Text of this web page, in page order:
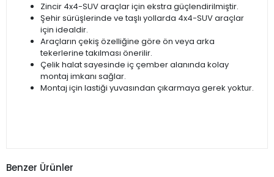
Zincir 4x4-SUV araçlar için ekstra güçlendirilmiştir.
Şehir sürüşlerinde ve taşlı yollarda 4x4-SUV araçlar
için idealdir.
Araçların çekiş özelliğine göre ön veya arka
tekerlerine takılması önerilir.
Çelik halat sayesinde iç çember alanında kolay
montaj imkanı sağlar.
Montaj için lastiği yuvasından çıkarmaya gerek yoktur.
Benzer Ürünler